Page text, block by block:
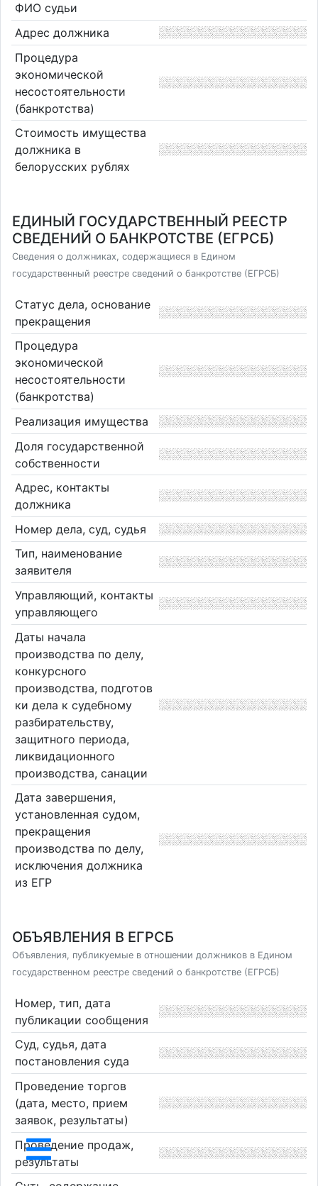
ФИО судьи
Адрес должника
Процедура
экономической
несостоятельности
(банкротства)
Стоимость имущества
должника в
белорусских рублях
ЕДИНЫЙ ГОСУДАРСТВЕННЫЙ РЕЕСТР
СВЕДЕНИЙ О БАНКРОТСТВЕ (ЕГРСБ)
Сведения о должниках, содержащиеся в Едином
государственный реестре сведений о банкротстве (ЕГРСБ)
Статус дела, основание
прекращения
Процедура
экономической
несостоятельности
(банкротства)
Реализация имущества
Доля государственной
собственности
Адрес, контакты
должника
Номер дела, суд, судья
Тип, наименование
заявителя
Управляющий, контакты
управляющего
Даты начала
производства по делу,
конкурсного
производства, подготов
ки дела к судебному
разбирательству,
защитного периода,
ликвидационного
производства, санации
Дата завершения,
установленная судом,
прекращения
производства по делу,
исключения должника
из ЕГР
ОБЪЯВЛЕНИЯ В ЕГРСБ
Объявления, публикуемые в отношении должников в Едином
государственном реестре сведений о банкротстве (ЕГРСБ)
Номер, тип, дата
публикации сообщения
Суд, судья, дата
постановления суда
Проведение торгов
(дата, место, прием
заявок, результаты)
Проведение продаж,
результаты